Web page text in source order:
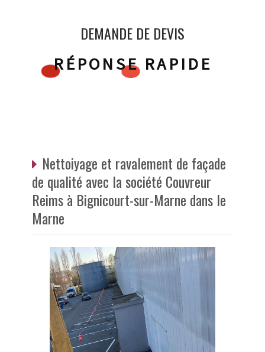
DEMANDE DE DEVIS
RÉPONSE RAPIDE
Nettoiyage et ravalement de façade
de qualité avec la société Couvreur
Reims à Bignicourt-sur-Marne dans le
Marne